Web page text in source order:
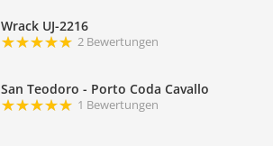
Wrack UJ-2216
2 Bewertungen
San Teodoro - Porto Coda Cavallo
1 Bewertungen